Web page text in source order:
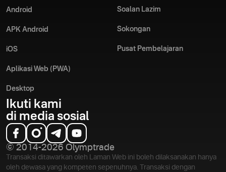
Android
APK Android
iOS
Aplikasi Web (PWA)
Desktop
Soalan Lazim
Sokongan
Pusat Pembelajaran
Ikuti kami
di media sosial
© 2014-2026 Olymptrade
Transaksi ditawarkan oleh Laman Web ini boleh dilaksanakan hanya
oleh dewasa yang kompeten sepenuhnya. Transaksi dengan